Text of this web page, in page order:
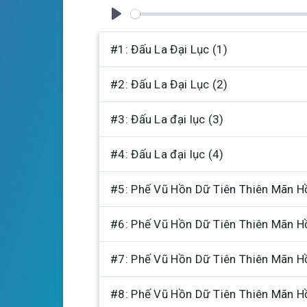
P
l
a
y
#1: Đấu La Đại Lục (1)
#2: Đấu La Đại Lục (2)
#3: Đấu La đại lục (3)
#4: Đấu La đại lục (4)
#5: Phế Vũ Hồn Dữ Tiên Thiên Mãn
#6: Phế Vũ Hồn Dữ Tiên Thiên Mãn
#7: Phế Vũ Hồn Dữ Tiên Thiên Mãn
#8: Phế Vũ Hồn Dữ Tiên Thiên Mãn